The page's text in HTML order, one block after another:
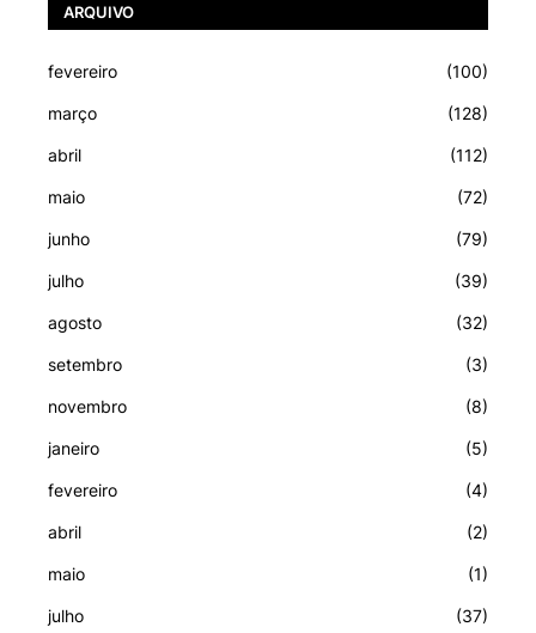
ARQUIVO
fevereiro (100)
março (128)
abril (112)
maio (72)
junho (79)
julho (39)
agosto (32)
setembro (3)
novembro (8)
janeiro (5)
fevereiro (4)
abril (2)
maio (1)
julho (37)